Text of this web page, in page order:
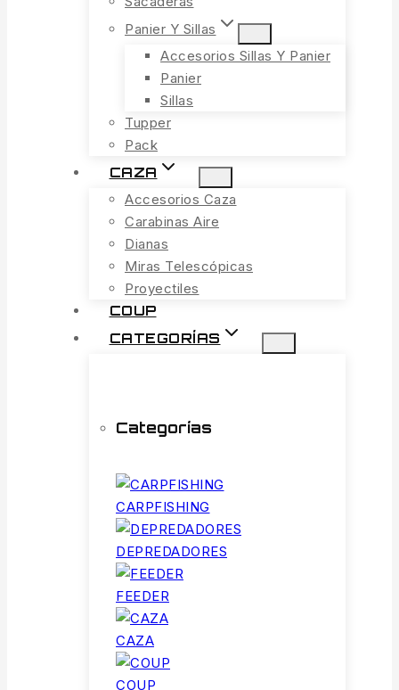
Panier Y Sillas
Accesorios Sillas Y Panier
Panier
Sillas
Tupper
Pack
CAZA
Accesorios Caza
Carabinas Aire
Dianas
Miras Telescópicas
Proyectiles
COUP
CATEGORÍAS
Categorías
CARPFISHING
DEPREDADORES
FEEDER
CAZA
COUP